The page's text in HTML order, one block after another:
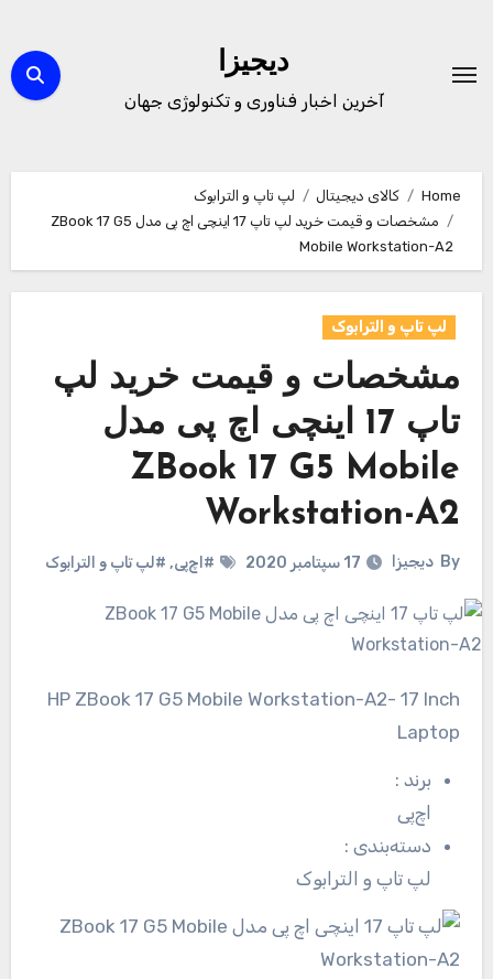
content
دیجیزا
آخرین اخبار فناوری و تکنولوژی جهان
Home کالای دیجیتال
لپ تاپ و الترابوک
مشخصات و قیمت خرید لپ تاپ 17 اینچی اچ پی مدل ZBook 17 G5
Mobile Workstation-A2
لپ تاپ و الترابوک
مشخصات و قیمت خرید لپ
تاپ 17 اینچی اچ پی مدل
ZBook 17 G5 Mobile
Workstation-A2
By دیجیزا 17 سپتامبر 2020 #اچ‌پی, #لپ تاپ و الترابوک
HP ZBook 17 G5 Mobile Workstation-A2- 17 Inch
Laptop
برند:
اچ‌پی
دسته‌بندی:
لپ تاپ و الترابوک